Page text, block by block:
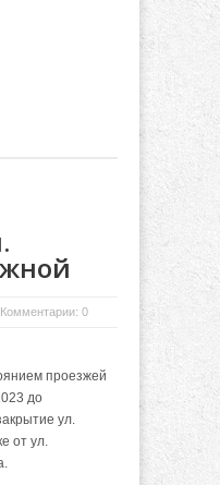
Комментарии: 0
проезжей
до
ул.
от ул.